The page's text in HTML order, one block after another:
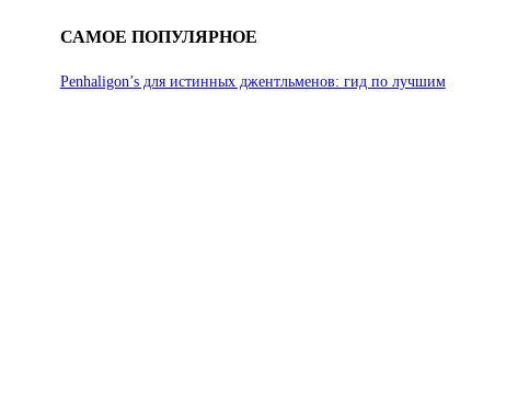
САМОЕ ПОПУЛЯРНОЕ
Penhaligon’s для истинных джентльменов: гид по лучшим